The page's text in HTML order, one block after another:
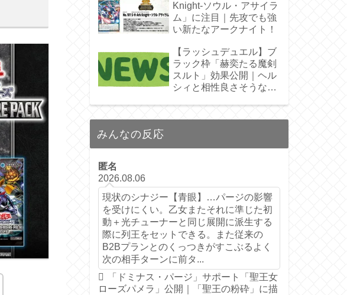
Knight-ソウル・アサイラ
ム」に注目｜先攻でも強
い新たなアークナイト！
【ラッシュデュエル】ブ
ラック枠「赫奕たる魔剣
スルト」効果公開｜ヘル
シィと相性良さそうなレ
みんなの反応
匿名
2026.08.06
現状のシナジー【青眼】…パージの影響
を受けにくい。乙女またそれに準じた初
動＋光チューナーと同じ展開に派生する
際に列王をセットできる。また従来の
B2Bプランとのくっつきがすこぶるよく
次の相手ターンに前タ...
「ドミナス・パージ」サポート「聖王女
ローズパメラ」公開｜「聖王の粉砕」に描